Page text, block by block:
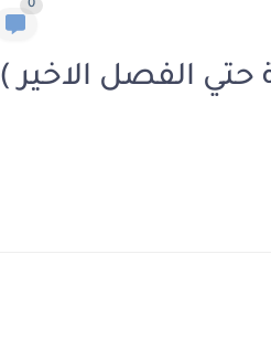
0
حتي الفصل الاخير )